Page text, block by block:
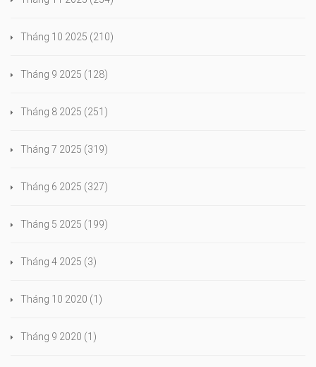
Tháng 10 2025 (210)
Tháng 9 2025 (128)
Tháng 8 2025 (251)
Tháng 7 2025 (319)
Tháng 6 2025 (327)
Tháng 5 2025 (199)
Tháng 4 2025 (3)
Tháng 10 2020 (1)
Tháng 9 2020 (1)